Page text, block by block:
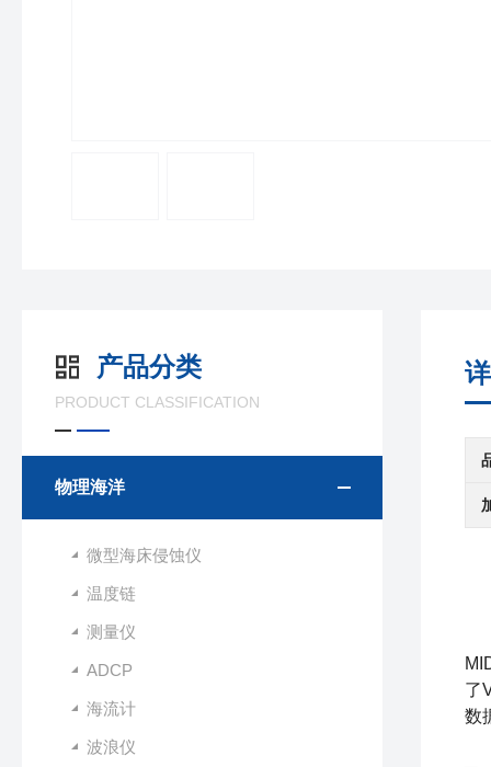
产品分类
PRODUCT CLASSIFICATION
物理海洋
微型海床侵蚀仪
温度链
测量仪
ADCP
海流计
波浪仪
了
数